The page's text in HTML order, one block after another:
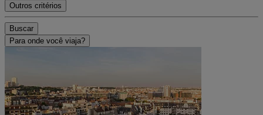
Outros critérios
Buscar
Para onde você viaja?